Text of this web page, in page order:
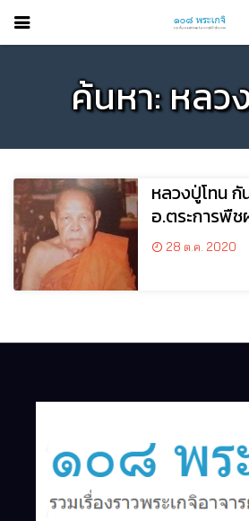
ค้นหา: หลว
หลวงปู่โทน
อ.ตระการพื
28 ต.ค. 2020